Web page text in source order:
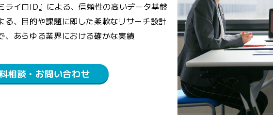
ライロID』による、信頼性の高いデータ基盤
る、目的や課題に即した柔軟なリサーチ設計
、あらゆる業界における確かな実績
相談・お問い合わせ